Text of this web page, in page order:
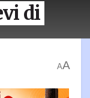
di
AA